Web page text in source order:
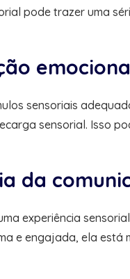
pode trazer uma
sensoriais
sensorial. Isso
da
experiência
e engajada, ela está